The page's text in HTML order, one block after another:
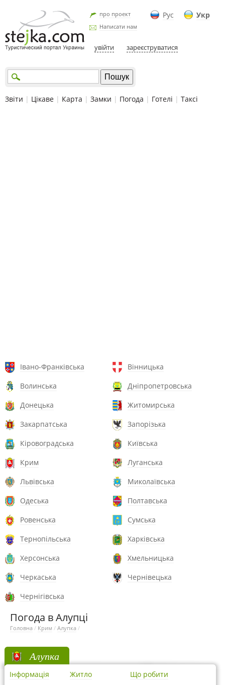
Рус Укр
про проект
Написати нам
увійти зареєструватися
Звіти | Цікаве | Карта | Замки | Погода | Готелі | Таксі
Івано-Франківська
Вінницька
Волинська
Дніпропетровська
Донецька
Житомирська
Закарпатська
Запорізька
Кіровоградська
Київська
Крим
Луганська
Львівська
Миколаївська
Одеська
Полтавська
Ровенська
Сумська
Тернопільська
Харківська
Херсонська
Хмельницька
Черкаська
Чернівецька
Чернігівська
Погода в Алупці
Головна / Крим / Алупка /
Алупка
Інформація Житло Що робити